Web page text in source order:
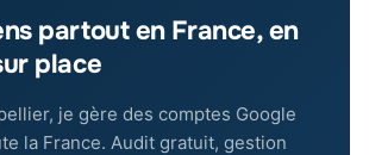
partout en France, en
place
je gère des comptes Google
la France. Audit gratuit, gestion